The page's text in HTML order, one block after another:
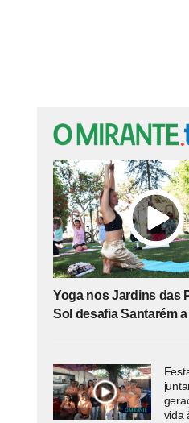
Yoga nos Jardins das
Sol desafia Santarém
vida